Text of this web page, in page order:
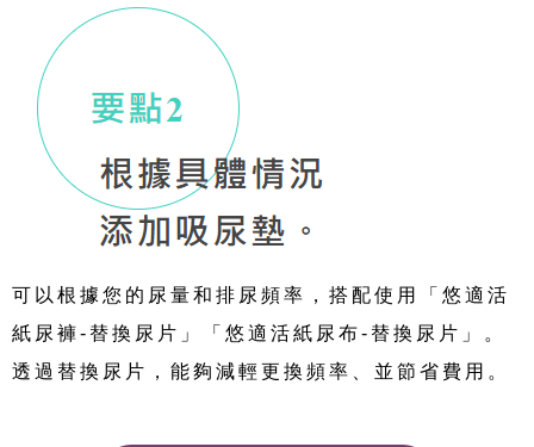
可以根據您的尿量和排尿頻率，搭配使用「 悠適活
紙尿褲-替換尿片 」「 悠適活紙尿布-替換尿片 」。
透過替換尿片，能夠減輕更換頻率、並節省費用。